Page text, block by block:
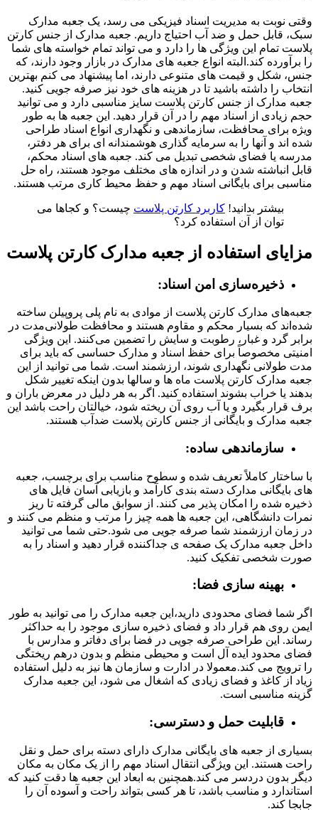
وقتی نوبت به مدیریت اسناد فیزیکی می رسد، یک جعبه مدارک
سبک، قابل حمل و ضد آب احتیاج داریم. جعبه مدارک از جنس کارتن
پلاست تمام این ویژگی ها را دارد و می تواند تمام خواسته های شما
را برآورده کند.البته انواع جعبه های مدارک در بازار وجود دارند، که
جنس، شکل و قیمت های متنوعی دارند، اما پیشنهاد می کنم بهترین
انتخاب را داشته باشید تا در هزینه های خود نیز صرفه جویی کنید.
جعبه مدارک از جنس کارتن پلاست سایز مناسبی دارد و می توانید
حجم زیادی از اسناد مهم را در آن قرار دهید. این جعبه ها به طور
ویژه برای محافظت، سازماندهی و نگهداری انواع اسناد طراحی
شده اند و آنها را به سرمایه گذاری هوشمندانه ای برای هر دفتر،
مدرسه یا فضای شخصی تبدیل می کند. جعبه های اسناد محکم،
قابل انباشته شدن و در اندازه های مختلف موجود هستند، راه حل
مناسبی برای بایگانی اسناد مهم و حفظ محیط کاری مرتب هستند.
بیشتر بدانید! کاربرد کارتن پلاست چیست؟ و کجاها می
توان از آن استفاده کرد؟
مزایای استفاده از جعبه مدارک کارتن پلاست
ذخیره‌سازی امن اسناد:
جعبه‌های مدارک کارتن پلاست از موادی به نام پلی پروپیلن ساخته
شده‌اند که بسیار محکم و مقاوم هستند و محافظت طولانی‌مدت در
برابر گرد و غبار، رطوبت و سایش را تضمین می‌کنند. این ویژگی
امنیتی مخصوصاً برای حفظ اسناد و مدارک حساسی که باید برای
مدت طولانی نگهداری شوند، ارزشمند است. شما می توانید از این
جعبه مدارک کارتن پلاست ماه ها و سالها بدون اینکه تغییر شکل
بدهند یا خراب بشوند استفاده کنید. اگر به هر دلیل در معرض باران و
برف قرار بگیرد و یا آب روی آن ریخته شود، خیالتان راحت باشد این
جعبه مدارک و بایگانی از جنس کارتن پلاست ضدآب هستند.
سازماندهی ساده:
با ساختار کاملاً تعریف شده و سطوح مناسب برای برچسب، جعبه
های بایگانی مدارک دسته بندی کارآمد و بازیابی آسان فایل های
ذخیره شده را امکان پذیر می کنند. از سوابق مالی گرفته تا ریز
نمرات دانشگاهی، این جعبه ها همه چیز را مرتب و منظم می کنند و
در زمان ارزشمند شما صرفه جویی می شود.حتی شما می توانید
داخل جعبه مدارک یک صفحه ی جداکننده قرار دهید و اسناد را به
صورت شخصی تفکیک کنید.
بهینه سازی فضا:
اگر شما فضای محدودی دارید،این جعبه مدارک را می توانید به طور
ایمن روی هم قرار داد و فضای ذخیره سازی موجود را به حداکثر
رساند. این طراحی صرفه جویی در فضا برای دفاتر و مدارس با
فضای محدود ایده آل است و محیطی منظم و بدون درهم ریختگی
را ترویج می کند.معمولا در ادارت و سازمان ها نیز به دلیل استفاده
زیاد از کاغذ و فضای زیادی که اشغال می شود، این جعبه مدارک
گزینه مناسبی است.
قابلیت حمل و دسترسی:
بسیاری از جعبه های بایگانی مدارک دارای دسته برای حمل و نقل
راحت هستند. این ویژگی انتقال اسناد مهم را از یک مکان به مکان
دیگر بدون دردسر می کند.همچنین به ابعاد این جعبه ها دقت کنید که
استاندارد و مناسب باشد، تا هر کسی بتواند راحت و آسوده آن را
جابجا کند.